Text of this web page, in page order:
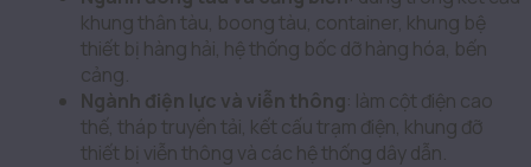
khung thân tàu, boong tàu, container, khung bệ
thiết bị hàng hải, hệ thống bốc dỡ hàng hóa, bến
cảng.
Ngành điện lực và viễn thông: làm cột điện cao
thế, tháp truyền tải, kết cấu trạm điện, khung đỡ
thiết bị viễn thông và các hệ thống dây dẫn.